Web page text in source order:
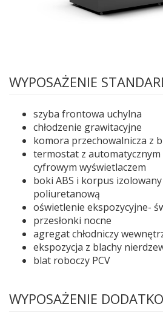
WYPOSAŻENIE
szyba frontowa uchylna
chłodzenie grawitacyjne
komora przechowalnicza z
termostat z
cyfrowym wyświetlaczem
boki ABS i korpus
poliuretanową
oświetlenie ekspozycyjne-
przesłonki nocne
agregat chłodniczy
ekspozycja z blachy
blat roboczy PCV
WYPOSAŻENIE